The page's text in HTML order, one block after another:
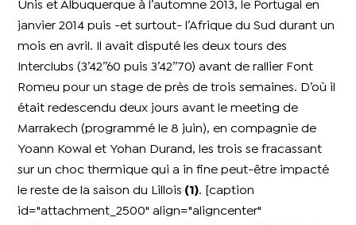
Unis et Albuquerque à l’automne 2013, le Portugal en
janvier 2014 puis -et surtout- l’Afrique du Sud durant un
mois en avril. Il avait disputé les deux tours des
Interclubs (3’42’’60 puis 3’42’’70) avant de rallier Font
Romeu pour un stage de près de trois semaines. D’où il
était redescendu deux jours avant le meeting de
Marrakech (programmé le 8 juin), en compagnie de
Yoann Kowal et Yohan Durand, les trois se fracassant
sur un choc thermique qui a in fine peut-être impacté
le reste de la saison du Lillois (1). [caption
id="attachment_2500" align="aligncenter"